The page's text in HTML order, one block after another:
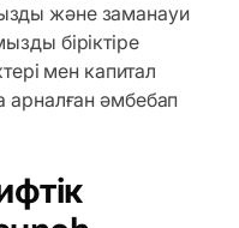
және заманауи
біріктіре
мен капитал
арналған әмбебап